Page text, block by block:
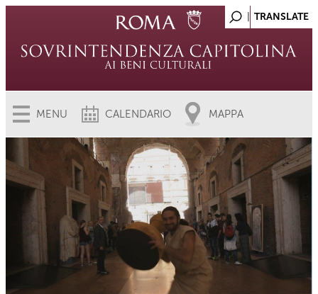
MENU CALENDARIO MAPPA